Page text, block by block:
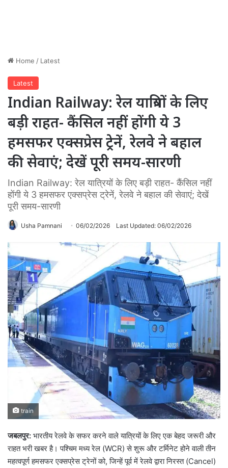
Home / Latest
Latest
Indian Railway: रेल यात्रियों के लिए
बड़ी राहत- कैंसिल नहीं होंगी ये 3
हमसफर एक्सप्रेस ट्रेनें, रेलवे ने बहाल
की सेवाएं; देखें पूरी समय-सारणी
Indian Railway: रेल यात्रियों के लिए बड़ी राहत- कैंसिल नहीं
होंगी ये 3 हमसफर एक्सप्रेस ट्रेनें, रेलवे ने बहाल की सेवाएं; देखें
पूरी समय-सारणी
Usha Pamnani 06/02/2026 Last Updated: 06/02/2026
train
जबलपुर: भारतीय रेलवे के सफर करने वाले यात्रियों के लिए एक बेहद जरूरी और
राहत भरी खबर है। पश्चिम मध्य रेल (WCR) से शुरू और टर्मिनेट होने वाली तीन
महत्वपूर्ण हमसफर एक्सप्रेस ट्रेनों को, जिन्हें पूर्व में रेलवे द्वारा निरस्त (Cancel)